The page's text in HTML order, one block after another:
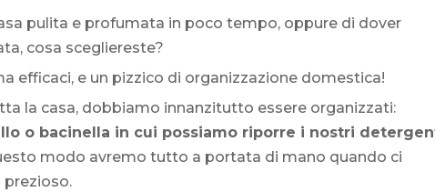
pulita e profumata in poco tempo, oppure di dover
cosa scegliereste?
efficaci, e un pizzico di organizzazione domestica!
la casa, dobbiamo innanzitutto essere organizzati:
o bacinella in cui possiamo riporre i nostri
modo avremo tutto a portata di mano quando ci